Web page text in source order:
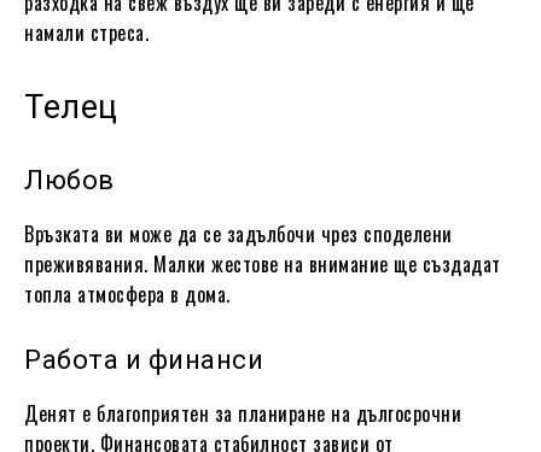
намали стреса.
Телец
Любов
Връзката ви може да се задълбочи чрез споделени
преживявания. Малки жестове на внимание ще създадат
топла атмосфера в дома.
Работа и финанси
Денят е благоприятен за планиране на дългосрочни
проекти. Финансовата стабилност зависи от